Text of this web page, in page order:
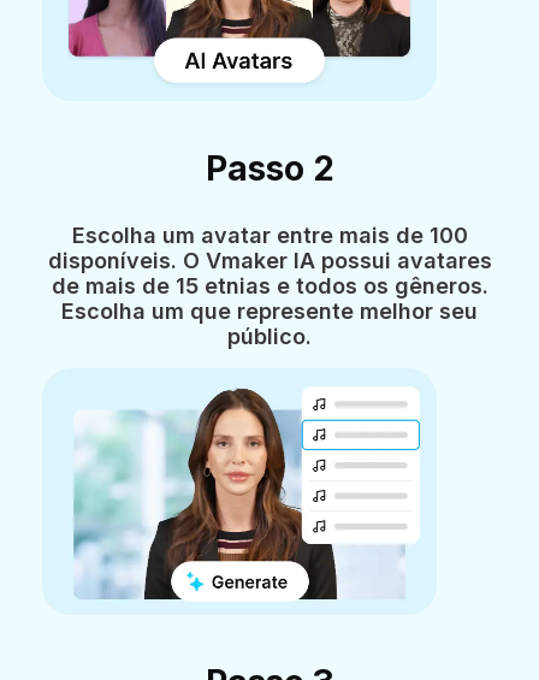
Passo 2
Escolha um avatar entre mais de 100
disponíveis. O Vmaker IA possui avatares
de mais de 15 etnias e todos os gêneros.
Escolha um que represente melhor seu
público.